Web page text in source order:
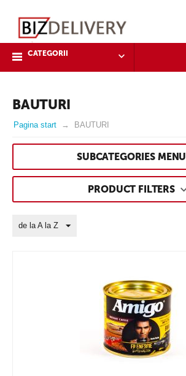
CATEGORII
BAUTURI
Pagina start BAUTURI
SUBCATEGORIES MENU
PRODUCT FILTERS
de la A la Z